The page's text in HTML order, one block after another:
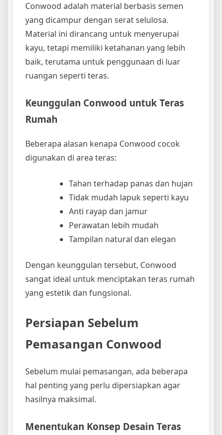
Conwood adalah material berbasis semen
yang dicampur dengan serat selulosa.
Material ini dirancang untuk menyerupai
kayu, tetapi memiliki ketahanan yang lebih
baik, terutama untuk penggunaan di luar
ruangan seperti teras.
Keunggulan Conwood untuk Teras
Rumah
Beberapa alasan kenapa Conwood cocok
digunakan di area teras:
Tahan terhadap panas dan hujan
Tidak mudah lapuk seperti kayu
Anti rayap dan jamur
Perawatan lebih mudah
Tampilan natural dan elegan
Dengan keunggulan tersebut, Conwood
sangat ideal untuk menciptakan teras rumah
yang estetik dan fungsional.
Persiapan Sebelum
Pemasangan Conwood
Sebelum mulai pemasangan, ada beberapa
hal penting yang perlu dipersiapkan agar
hasilnya maksimal.
Menentukan Konsep Desain Teras